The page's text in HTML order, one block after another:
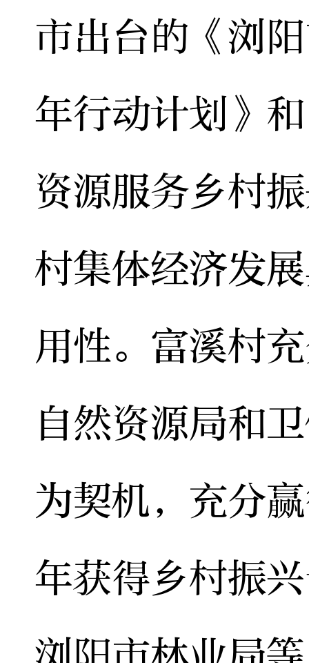
市出台的《浏
年行动计划》
资源服务乡村
村集体经济发
用性。富溪村
自然资源局和
为契机，充分
年获得乡村振